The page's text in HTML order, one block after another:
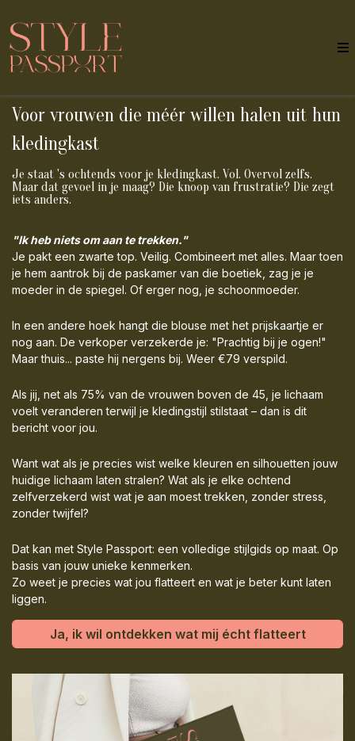
Voor vrouwen die méér willen halen uit hun
kledingkast
Je staat 's ochtends voor je kledingkast. Vol. Overvol zelfs.
Maar dat gevoel in je maag? Die knoop van frustratie? Die zegt
iets anders.
"Ik heb niets om aan te trekken."
Je pakt een zwarte top. Veilig. Combineert met alles. Maar toen
je hem aantrok bij de paskamer van die boetiek, zag je je
moeder in de spiegel. Of erger nog, je schoonmoeder.
In een andere hoek hangt die blouse met het prijskaartje er
nog aan. De verkoper verzekerde je: "Prachtig bij je ogen!"
Maar thuis... paste hij nergens bij. Weer €79 verspild.
Als jij, net als 75% van de vrouwen boven de 45, je lichaam
voelt veranderen terwijl je kledingstijl stilstaat – dan is dit
bericht voor jou.
Want wat als je precies wist welke kleuren en silhouetten jouw
huidige lichaam laten stralen? Wat als je elke ochtend
zelfverzekerd wist wat je aan moest trekken, zonder stress,
zonder twijfel?
Dat kan met Style Passport: een volledige stijlgids op maat. Op
basis van jouw unieke kenmerken.
Zo weet je precies wat jou flatteert en wat je beter kunt laten
liggen.
Ja, ik wil ontdekken wat mij écht flatteert